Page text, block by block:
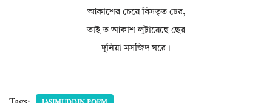
আকাশের চেয়ে বিসতৃত ঢের,
তাই ত আকাশ লুটায়েছে ছের
দুনিয়া মসজিদ ঘরে।